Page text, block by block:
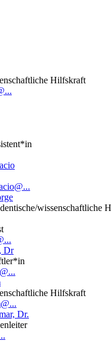
Hilfskraft
wissenschaftliche
Dr
Hilfskraft
Dr.